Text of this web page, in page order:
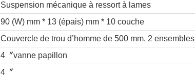
Suspension mécanique à ressort à lames
90 (W) mm * 13 (épais) mm * 10 couche
Couvercle de trou d’homme de 500 mm. 2 ensembles
4〞vanne papillon
4〞